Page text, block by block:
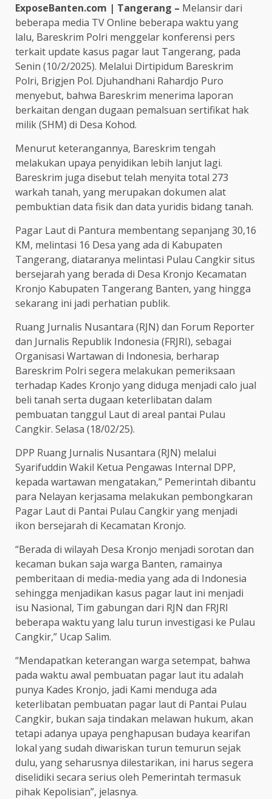
ExposeBanten.com | Tangerang – Melansir dari
beberapa media TV Online beberapa waktu yang
lalu, Bareskrim Polri menggelar konferensi pers
terkait update kasus pagar laut Tangerang, pada
Senin (10/2/2025). Melalui Dirtipidum Bareskrim
Polri, Brigjen Pol. Djuhandhani Rahardjo Puro
menyebut, bahwa Bareskrim menerima laporan
berkaitan dengan dugaan pemalsuan sertifikat hak
milik (SHM) di Desa Kohod.
Menurut keterangannya, Bareskrim tengah
melakukan upaya penyidikan lebih lanjut lagi.
Bareskrim juga disebut telah menyita total 273
warkah tanah, yang merupakan dokumen alat
pembuktian data fisik dan data yuridis bidang tanah.
Pagar Laut di Pantura membentang sepanjang 30,16
KM, melintasi 16 Desa yang ada di Kabupaten
Tangerang, diataranya melintasi Pulau Cangkir situs
bersejarah yang berada di Desa Kronjo Kecamatan
Kronjo Kabupaten Tangerang Banten, yang hingga
sekarang ini jadi perhatian publik.
Ruang Jurnalis Nusantara (RJN) dan Forum Reporter
dan Jurnalis Republik Indonesia (FRJRI), sebagai
Organisasi Wartawan di Indonesia, berharap
Bareskrim Polri segera melakukan pemeriksaan
terhadap Kades Kronjo yang diduga menjadi calo jual
beli tanah serta dugaan keterlibatan dalam
pembuatan tanggul Laut di areal pantai Pulau
Cangkir. Selasa (18/02/25).
DPP Ruang Jurnalis Nusantara (RJN) melalui
Syarifuddin Wakil Ketua Pengawas Internal DPP,
kepada wartawan mengatakan,” Pemerintah dibantu
para Nelayan kerjasama melakukan pembongkaran
Pagar Laut di Pantai Pulau Cangkir yang menjadi
ikon bersejarah di Kecamatan Kronjo.
“Berada di wilayah Desa Kronjo menjadi sorotan dan
kecaman bukan saja warga Banten, ramainya
pemberitaan di media-media yang ada di Indonesia
sehingga menjadikan kasus pagar laut ini menjadi
isu Nasional, Tim gabungan dari RJN dan FRJRI
beberapa waktu yang lalu turun investigasi ke Pulau
Cangkir,” Ucap Salim.
“Mendapatkan keterangan warga setempat, bahwa
pada waktu awal pembuatan pagar laut itu adalah
punya Kades Kronjo, jadi Kami menduga ada
keterlibatan pembuatan pagar laut di Pantai Pulau
Cangkir, bukan saja tindakan melawan hukum, akan
tetapi adanya upaya penghapusan budaya kearifan
lokal yang sudah diwariskan turun temurun sejak
dulu, yang seharusnya dilestarikan, ini harus segera
diselidiki secara serius oleh Pemerintah termasuk
pihak Kepolisian”, jelasnya.